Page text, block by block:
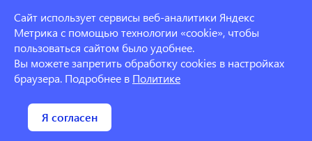
ima@cherinfo.ru. Мнение авторов может не совпадать с мнением
редакции.
При использовании материалов сайтаcherinfo™
является прямая, открытая для индексации гиперссылка на
страницу, с которой материал заимствован. Гиперссылка должна
размещаться непосредственно в тексте, воспроизводящем
оригинальный материал
Политика конфеденциальности
Сайт использует сервисы веб-аналитики Яндекс
Метрика с помощью технологии «cookie», чтобы
пользоваться сайтом было удобнее.
Вы можете запретить обработку cookies в настройках
браузера. Подробнее в Политике